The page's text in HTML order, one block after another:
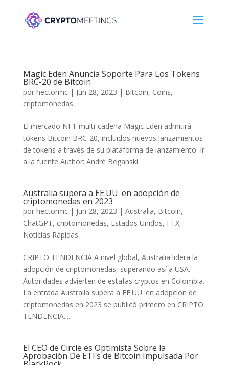
Magic Eden Anuncia Soporte Para Los Tokens
BRC-20 de Bitcoin
por hectormc| Jun 28, 2023 | Bitcoin, Coins,
criptomonedas
El mercado NFT multi-cadena Magic Eden admitirá
tokens Bitcoin BRC-20, incluidos nuevos lanzamientos
de tokens a través de su plataforma de lanzamiento. Ir
a la fuente Author: André Beganski
Australia supera a EE.UU. en adopción de
criptomonedas en 2023
por hectormc| Jun 28, 2023 | Australia, Bitcoin,
ChatGPT, criptomonedas, Estados Unidos, FTX,
Noticias Rápidas
CRIPTO TENDENCIA A nivel global, Australia lidera la
adopción de criptomonedas, superando así a USA.
Autoridades advierten de estafas cryptos en Colombia.
La entrada Australia supera a EE.UU. en adopción de
criptomonedas en 2023 se publicó primero en CRIPTO
TENDENCIA....
El CEO de Circle es Optimista Sobre la
Aprobación De ETFs de Bitcoin Impulsada Por